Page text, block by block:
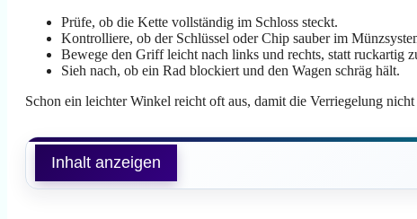
Prüfe, ob die Kette vollständig im Schloss steckt.
Kontrolliere, ob der Schlüssel oder Chip sauber im
Bewege den Griff leicht nach links und rechts, statt ruckartig
Sieh nach, ob ein Rad blockiert und den Wagen schräg hält.
Schon ein leichter Winkel reicht oft aus, damit die Verriegelung
Inhalt anzeigen